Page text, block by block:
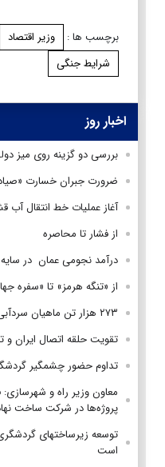
برچسب ها : وزیر اقتصاد
شرایط جنگی
اخبار روز
بررسی دو گزینه روی میز
ضرورت جبران خسارت
آغاز عملیات خط انتقال آب
از فشار تا محاصره
درآمد نجومی عمان در سایه
از «تنگه هرمز» تا «سفره
۲۷۳ هزار تن ماهیان سردآبی در کشور تولید شد
تقویت حلقه اتصال ایران و
تداوم حضور چشمگیر
معاون وزیر راه و
پروژه‌ها در شرکت ساخت
توسعه زیرساختهای
است